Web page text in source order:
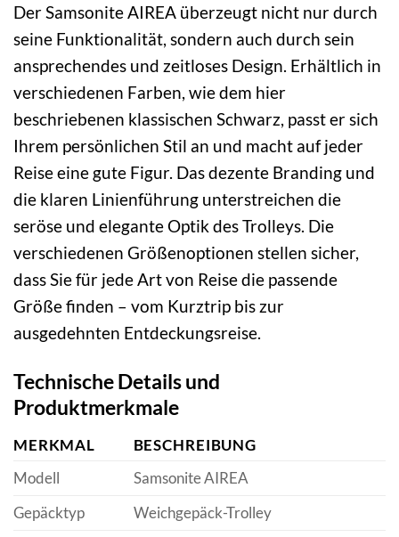
Der Samsonite AIREA überzeugt nicht nur durch
seine Funktionalität, sondern auch durch sein
ansprechendes und zeitloses Design. Erhältlich in
verschiedenen Farben, wie dem hier
beschriebenen klassischen Schwarz, passt er sich
Ihrem persönlichen Stil an und macht auf jeder
Reise eine gute Figur. Das dezente Branding und
die klaren Linienführung unterstreichen die
seröse und elegante Optik des Trolleys. Die
verschiedenen Größenoptionen stellen sicher,
dass Sie für jede Art von Reise die passende
Größe finden – vom Kurztrip bis zur
ausgedehnten Entdeckungsreise.
Technische Details und
Produktmerkmale
MERKMAL
BESCHREIBUNG
Modell
Samsonite AIREA
Gepäcktyp
Weichgepäck-Trolley